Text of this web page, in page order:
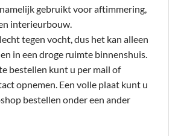
gebruikt voor aftimmering,
interieurbouw.
tegen vocht, dus het kan alleen
in een droge ruimte binnenshuis.
bestellen kunt u per mail of
opnemen. Een volle plaat kunt u
bestellen onder een ander